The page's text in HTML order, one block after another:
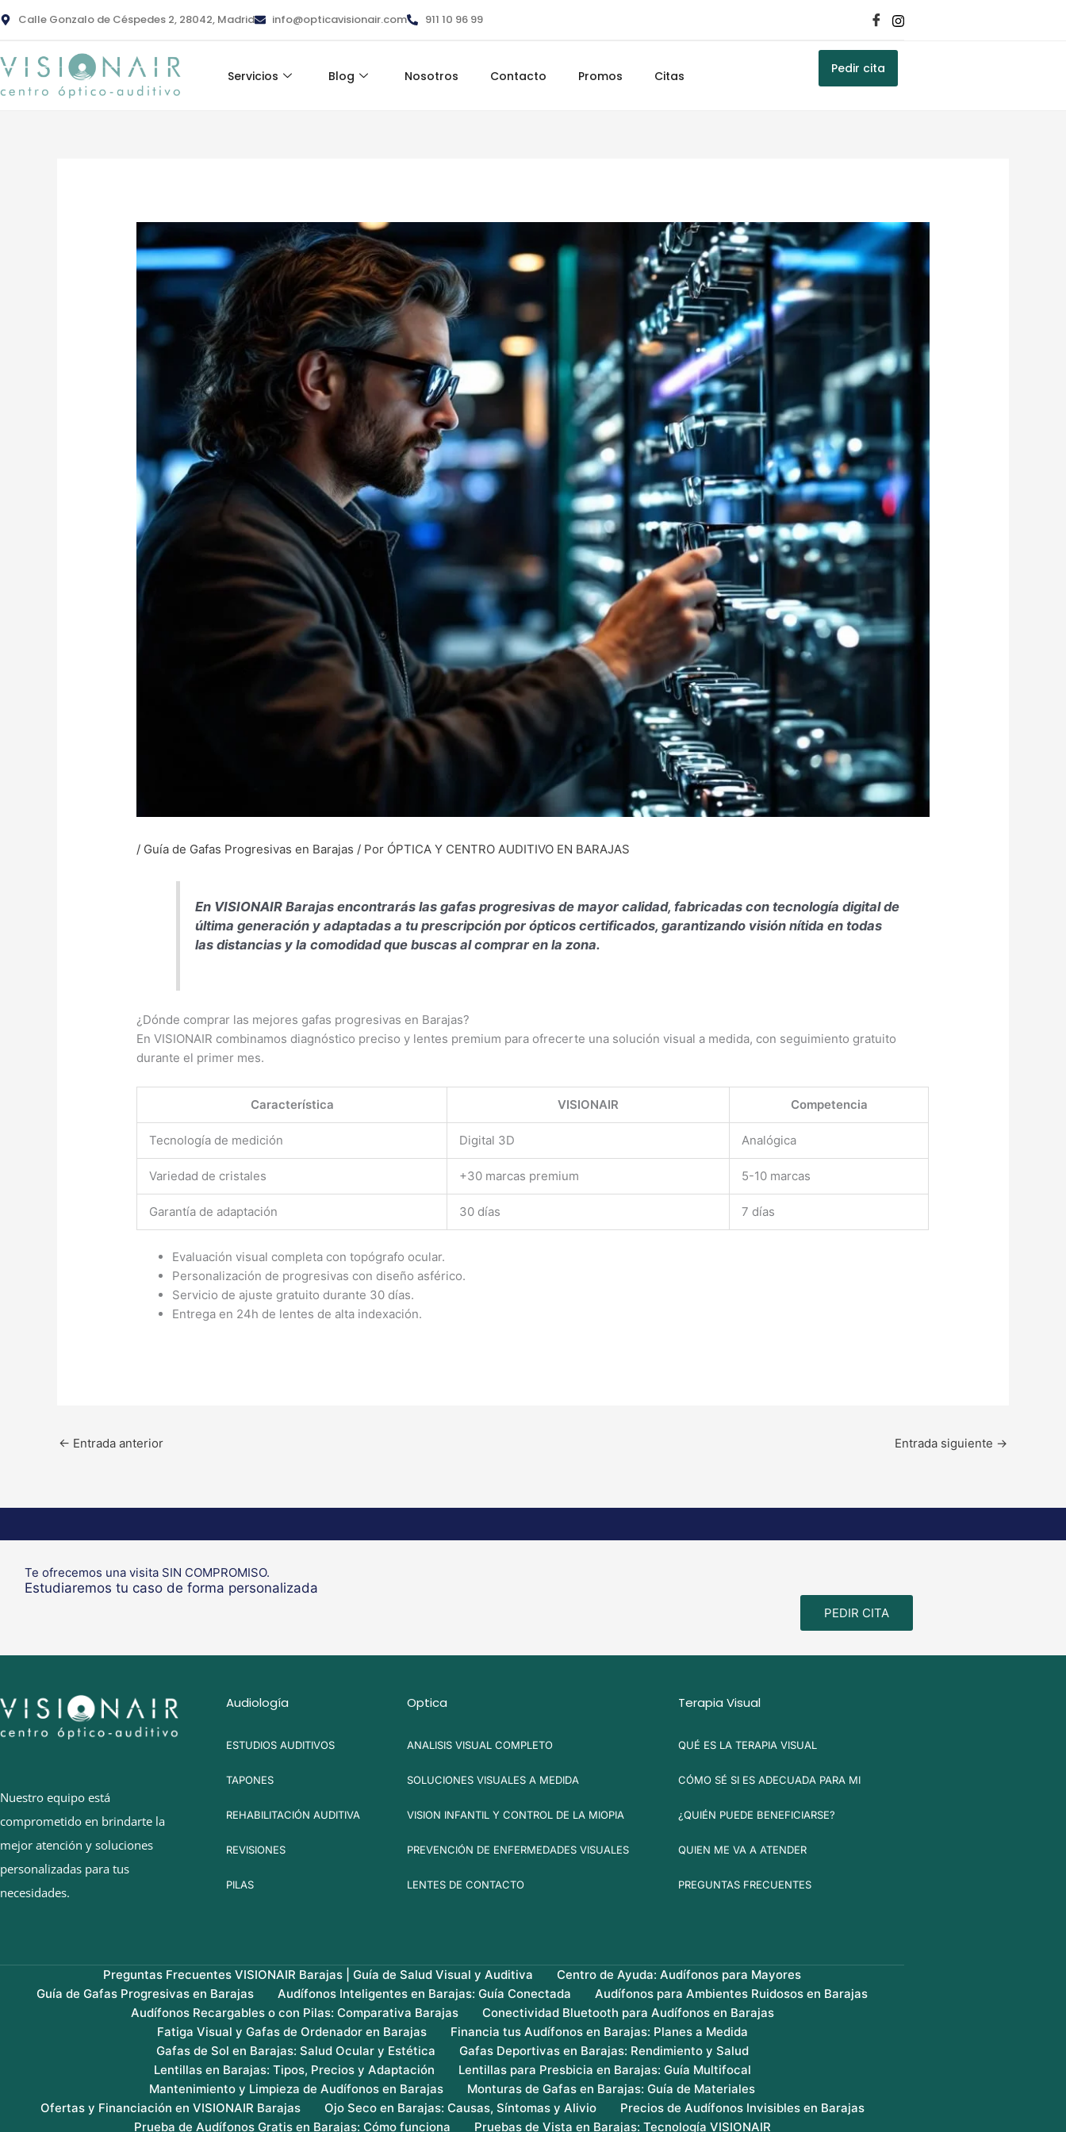
al
Calle Gonzalo de Céspedes 2, 28042, Madrid info@opticavisionair.com 911 10 96 99
Servicios Blog Nosotros Contacto Promos Citas Pedir cita
/ Guía de Gafas Progresivas en Barajas / Por ÓPTICA Y CENTRO AUDITIVO EN BARAJAS
En VISIONAIR Barajas encontrarás las gafas progresivas de mayor calidad, fabricadas con tecnología digital de
última generación y adaptadas a tu prescripción por ópticos certificados, garantizando visión nítida en todas
las distancias y la comodidad que buscas al comprar en la zona.
¿Dónde comprar las mejores gafas progresivas en Barajas?
En VISIONAIR combinamos diagnóstico preciso y lentes premium para ofrecerte una solución visual a medida, con seguimiento gratuito
durante el primer mes.
Característica VISIONAIR Competencia
Tecnología de medición Digital 3D Analógica
Variedad de cristales +30 marcas premium 5-10 marcas
Garantía de adaptación 30 días 7 días
Evaluación visual completa con topógrafo ocular.
Personalización de progresivas con diseño asférico.
Servicio de ajuste gratuito durante 30 días.
Entrega en 24h de lentes de alta indexación.
← Entrada anterior Entrada siguiente →
Te ofrecemos una visita SIN COMPROMISO.
Estudiaremos tu caso de forma personalizada
PEDIR CITA
Nuestro equipo está
comprometido en brindarte la
mejor atención y soluciones
personalizadas para tus
necesidades.
Audiología
ESTUDIOS AUDITIVOS
TAPONES
REHABILITACIÓN AUDITIVA
REVISIONES
PILAS
Optica
ANALISIS VISUAL COMPLETO
SOLUCIONES VISUALES A MEDIDA
VISION INFANTIL Y CONTROL DE LA MIOPIA
PREVENCIÓN DE ENFERMEDADES VISUALES
LENTES DE CONTACTO
Terapia Visual
QUÉ ES LA TERAPIA VISUAL
CÓMO SÉ SI ES ADECUADA PARA MI
¿QUIÉN PUEDE BENEFICIARSE?
QUIEN ME VA A ATENDER
PREGUNTAS FRECUENTES
Preguntas Frecuentes VISIONAIR Barajas | Guía de Salud Visual y Auditiva
Centro de Ayuda: Audífonos para Mayores
Guía de Gafas Progresivas en Barajas
Audífonos Inteligentes en Barajas: Guía Conectada
Audífonos para Ambientes Ruidosos en Barajas
Audífonos Recargables o con Pilas: Comparativa Barajas
Conectividad Bluetooth para Audífonos en Barajas
Fatiga Visual y Gafas de Ordenador en Barajas
Financia tus Audífonos en Barajas: Planes a Medida
Gafas de Sol en Barajas: Salud Ocular y Estética
Gafas Deportivas en Barajas: Rendimiento y Salud
Lentillas en Barajas: Tipos, Precios y Adaptación
Lentillas para Presbicia en Barajas: Guía Multifocal
Mantenimiento y Limpieza de Audífonos en Barajas
Monturas de Gafas en Barajas: Guía de Materiales
Ofertas y Financiación en VISIONAIR Barajas
Ojo Seco en Barajas: Causas, Síntomas y Alivio
Precios de Audífonos Invisibles en Barajas
Prueba de Audífonos Gratis en Barajas: Cómo funciona
Pruebas de Vista en Barajas: Tecnología VISIONAIR